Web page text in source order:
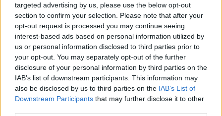
targeted advertising by us, please use the below opt-out
section to confirm your selection. Please note that after your
opt-out request is processed you may continue seeing
interest-based ads based on personal information utilized by
us or personal information disclosed to third parties prior to
your opt-out. You may separately opt-out of the further
disclosure of your personal information by third parties on the
IAB’s list of downstream participants. This information may
also be disclosed by us to third parties on the IAB’s List of
Downstream Participants that may further disclose it to other
A pocakos piros bácsi
Az angolszász szokások terjedése miatt kissé kezd
káoszba fulladni, hogy most mikulás, télapó vagy a
jézuska hozza az ajándékokat, de bármelyiket is